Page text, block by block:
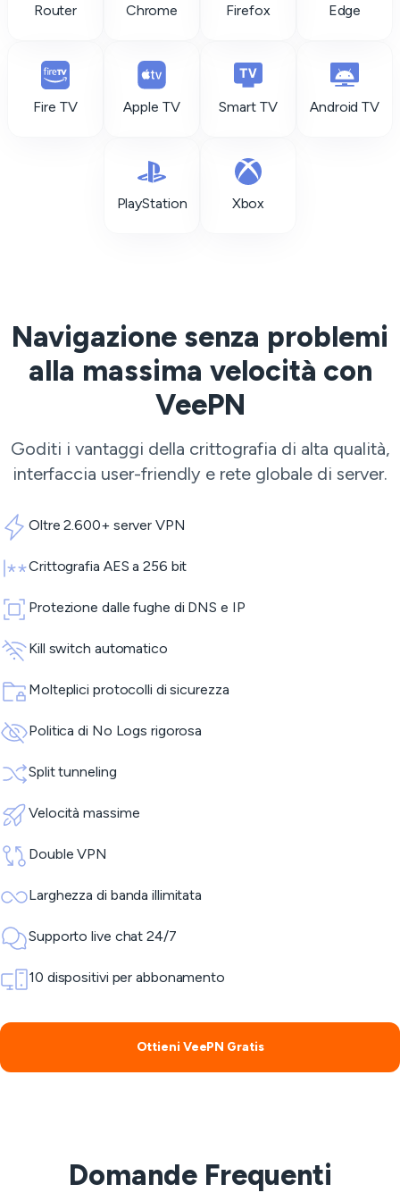
Router Chrome Firefox Edge
Fire TV Apple TV Smart TV Android TV
PlayStation Xbox
Navigazione senza problemi
alla massima velocità con
VeePN
Goditi i vantaggi della crittografia di alta qualità,
interfaccia user-friendly e rete globale di server.
Oltre 2.600+ server VPN
Crittografia AES a 256 bit
Protezione dalle fughe di DNS e IP
Kill switch automatico
Molteplici protocolli di sicurezza
Politica di No Logs rigorosa
Split tunneling
Velocità massime
Double VPN
Larghezza di banda illimitata
Supporto live chat 24/7
10 dispositivi per abbonamento
Ottieni VeePN Gratis
Domande Frequenti